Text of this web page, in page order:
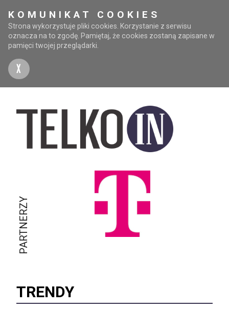
KOMUNIKAT COOKIES
Strona wykorzystuje pliki cookies. Korzystanie z serwisu
oznacza na to zgodę. Pamiętaj, że cookies zostaną zapisane w
pamięci twojej przeglądarki.
X
PARTNERZY
TRENDY